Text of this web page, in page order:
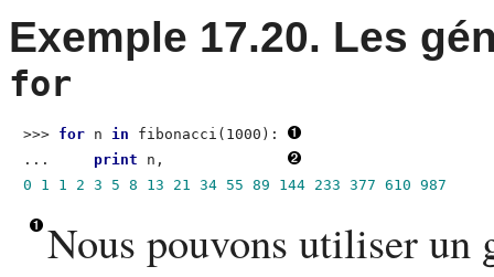
Exemple 17.20. Les
for
>>> for n in fibonacci(1000):
... print n,
0 1 1 2 3 5 8 13 21 34 55 89 144 233 377 610 987
Nous pouvons utiliser un